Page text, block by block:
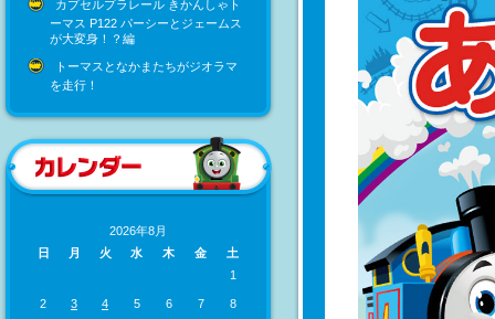
カプセルプラレール きかんしゃト
ーマス P122 パーシーとジェームス
が大変身！？編
トーマスとなかまたちがジオラマ
を走行！
2026年8月
日
月 火 水 木 金
土
1
2 3 4 5 6 7 8